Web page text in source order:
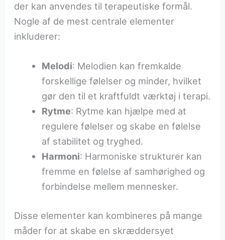
der kan anvendes til terapeutiske formål.
Nogle af de mest centrale elementer
inkluderer:
Melodi: Melodien kan fremkalde
forskellige følelser og minder, hvilket
gør den til et kraftfuldt værktøj i terapi.
Rytme: Rytme kan hjælpe med at
regulere følelser og skabe en følelse
af stabilitet og tryghed.
Harmoni: Harmoniske strukturer kan
fremme en følelse af samhørighed og
forbindelse mellem mennesker.
Disse elementer kan kombineres på mange
måder for at skabe en skræddersyet